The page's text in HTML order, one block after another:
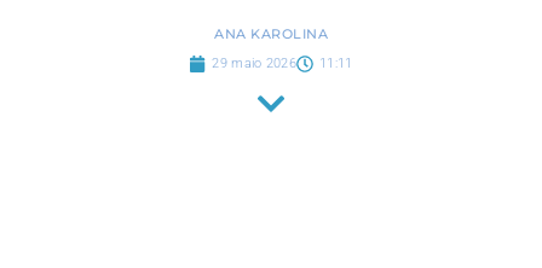
ANA KAROLINA
29 maio 2026 11:11